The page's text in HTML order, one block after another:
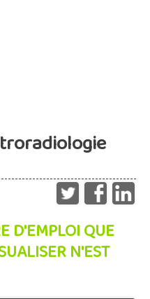
D'EMPLOI QUE
N'EST